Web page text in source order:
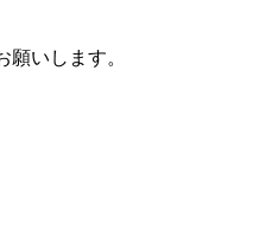
いします。